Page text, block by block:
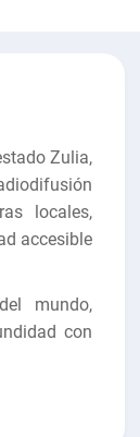
Zulia,
locales,
accesible
mundo,
con